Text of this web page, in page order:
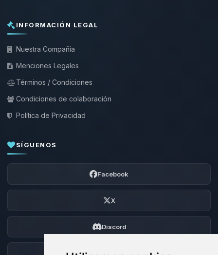
INFORMACIÓN LEGAL
Nuestra Compañía
Menciones Legales
Términos / Condiciones
Condiciones de colaboración
Política de Privacidad
SÍGUENOS
Facebook
X
Discord
Foro